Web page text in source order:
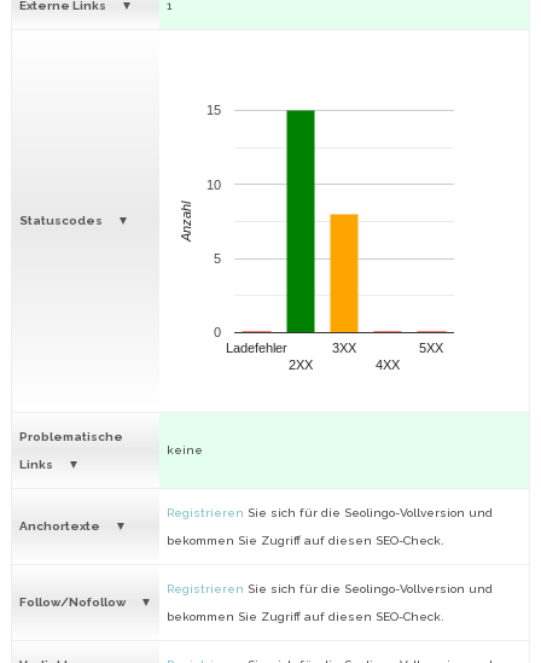
Externe Links 1
Statuscodes
Ladefehler
2XX
3XX
4XX
5XX
0
5
10
15
Anzahl
Problematische
Links
keine
Anchortexte
Registrieren Sie sich für die Seolingo-Vollversion und
bekommen Sie Zugriff auf diesen SEO-Check.
Follow/Nofollow
Registrieren Sie sich für die Seolingo-Vollversion und
bekommen Sie Zugriff auf diesen SEO-Check.